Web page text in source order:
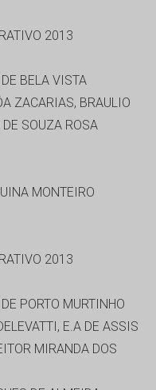
2013
BELA VISTA
ZACARIAS, BRAULIO
SOUZA ROSA
MONTEIRO
2013
PORTO MURTINHO
E.A DE ASSIS
MIRANDA DOS